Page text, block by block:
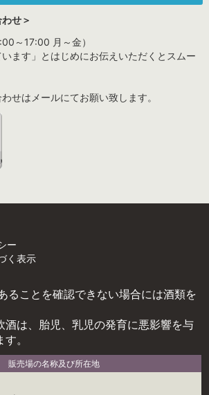
せ＞
～17:00 月～金）
います」とはじめにお伝えいただくとスムー
せはメールにてお願い致します。
ー
く表示
ることを確認できない場合には酒類を
酒は、胎児、乳児の発育に悪影響を与
。
販売場の名称及び所在地